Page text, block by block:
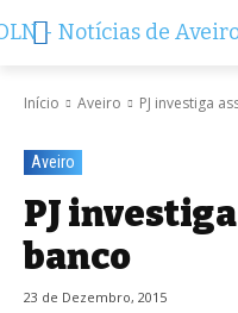
Início Aveiro PJ investiga
Aveiro
PJ
banco
23 de Dezembro, 2015